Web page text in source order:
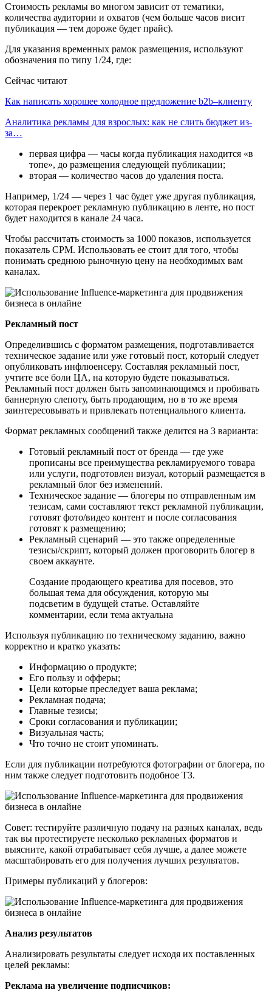
Стоимость рекламы во многом зависит от тематики,
количества аудитории и охватов (чем больше часов висит
публикация — тем дороже будет прайс).
Для указания временных рамок размещения, используют
обозначения по типу 1/24, где:
Сейчас читают
Как написать хорошее холодное предложение b2b–клиенту
Аналитика рекламы для взрослых: как не слить бюджет из-
за…
первая цифра — часы когда публикация находится «в
топе», до размещения следующей публикации;
вторая — количество часов до удаления поста.
Например, 1/24 — через 1 час будет уже другая публикация,
которая перекроет рекламную публикацию в ленте, но пост
будет находится в канале 24 часа.
Чтобы рассчитать стоимость за 1000 показов, используется
показатель CPМ. Использовать ее стоит для того, чтобы
понимать среднюю рыночную цену на необходимых вам
каналах.
Рекламный пост
Определившись с форматом размещения, подготавливается
техническое задание или уже готовый пост, который следует
опубликовать инфлюенсеру. Составляя рекламный пост,
учтите все боли ЦА, на которую будете показываться.
Рекламный пост должен быть запоминающимся и пробивать
баннерную слепоту, быть продающим, но в то же время
заинтересовывать и привлекать потенциального клиента.
Формат рекламных сообщений также делится на 3 варианта:
Готовый рекламный пост от бренда — где уже
прописаны все преимущества рекламируемого товара
или услуги, подготовлен визуал, который размещается в
рекламный блог без изменений.
Техническое задание — блогеры по отправленным им
тезисам, сами составляют текст рекламной публикации,
готовят фото/видео контент и после согласования
готовят к размещению;
Рекламный сценарий — это также определенные
тезисы/скрипт, который должен проговорить блогер в
своем аккаунте.
Создание продающего креатива для посевов, это
большая тема для обсуждения, которую мы
подсветим в будущей статье. Оставляйте
комментарии, если тема актуальна
Используя публикацию по техническому заданию, важно
корректно и кратко указать:
Информацию о продукте;
Его пользу и офферы;
Цели которые преследует ваша реклама;
Рекламная подача;
Главные тезисы;
Сроки согласования и публикации;
Визуальная часть;
Что точно не стоит упоминать.
Если для публикации потребуются фотографии от блогера, по
ним также следует подготовить подобное ТЗ.
Совет: тестируйте различную подачу на разных каналах, ведь
так вы протестируете несколько рекламных форматов и
выясните, какой отрабатывает себя лучше, а далее можете
масштабировать его для получения лучших результатов.
Примеры публикаций у блогеров:
Анализ результатов
Анализировать результаты следует исходя их поставленных
целей рекламы:
Реклама на увеличение подписчиков: